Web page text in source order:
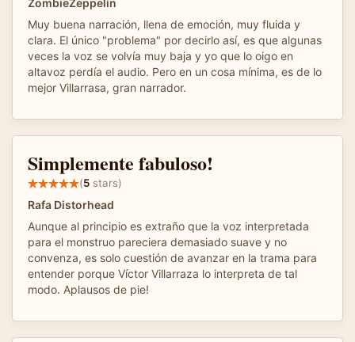
Muy buena narración, llena de emoción, muy fluida y
clara. El único "problema" por decirlo​ así, es que algunas
veces la voz se volvía muy baja y yo que lo oigo en
altavoz perdía el audio. Pero en un cosa mínima, es de lo
mejor Villarrasa, gran narrador.
Simplemente fabuloso!
(5 stars)
Rafa Distorhead
Aunque al principio es extraño que la voz interpretada
para el monstruo pareciera demasiado suave y no
convenza, es solo cuestión de avanzar en la trama para
entender porque Víctor Villarraza lo interpreta de tal
modo. Aplausos de pie!